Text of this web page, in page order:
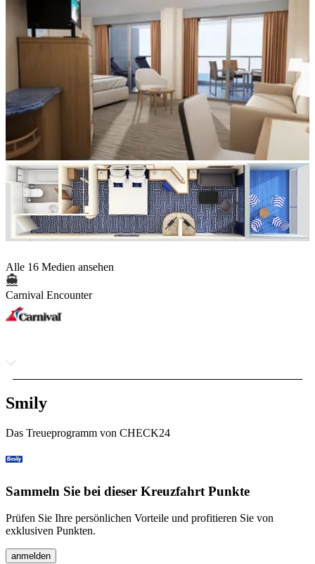
Alle 16 Medien ansehen
Carnival Encounter
Smily
Das Treueprogramm von CHECK24
Sammeln Sie bei dieser Kreuzfahrt Punkte
Prüfen Sie Ihre persönlichen Vorteile und profitieren Sie von
exklusiven Punkten.
anmelden